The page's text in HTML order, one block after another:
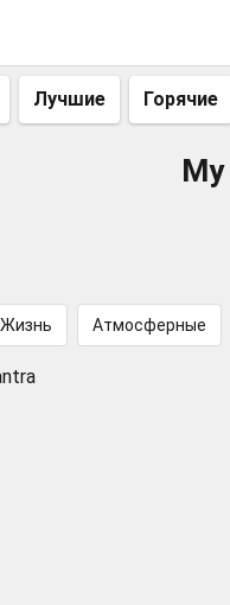
Лучшие Горячие
Жизнь Атмосферные